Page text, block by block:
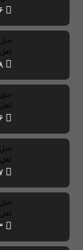
اهل
اهل
اهل
اهل